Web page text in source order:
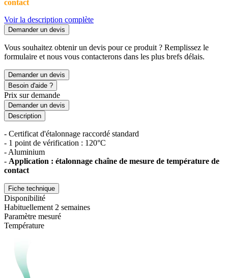
contact
Voir la description complète
Demander un devis
Vous souhaitez obtenir un devis pour ce produit ? Remplissez le
formulaire et nous vous contacterons dans les plus brefs délais.
Demander un devis
Besoin d'aide ?
Prix sur demande
Demander un devis
Description
- Certificat d'étalonnage raccordé standard
- 1 point de vérification : 120°C
- Aluminium
- Application : étalonnage chaîne de mesure de température de
contact
Fiche technique
Disponibilité
Habituellement 2 semaines
Paramètre mesuré
Température